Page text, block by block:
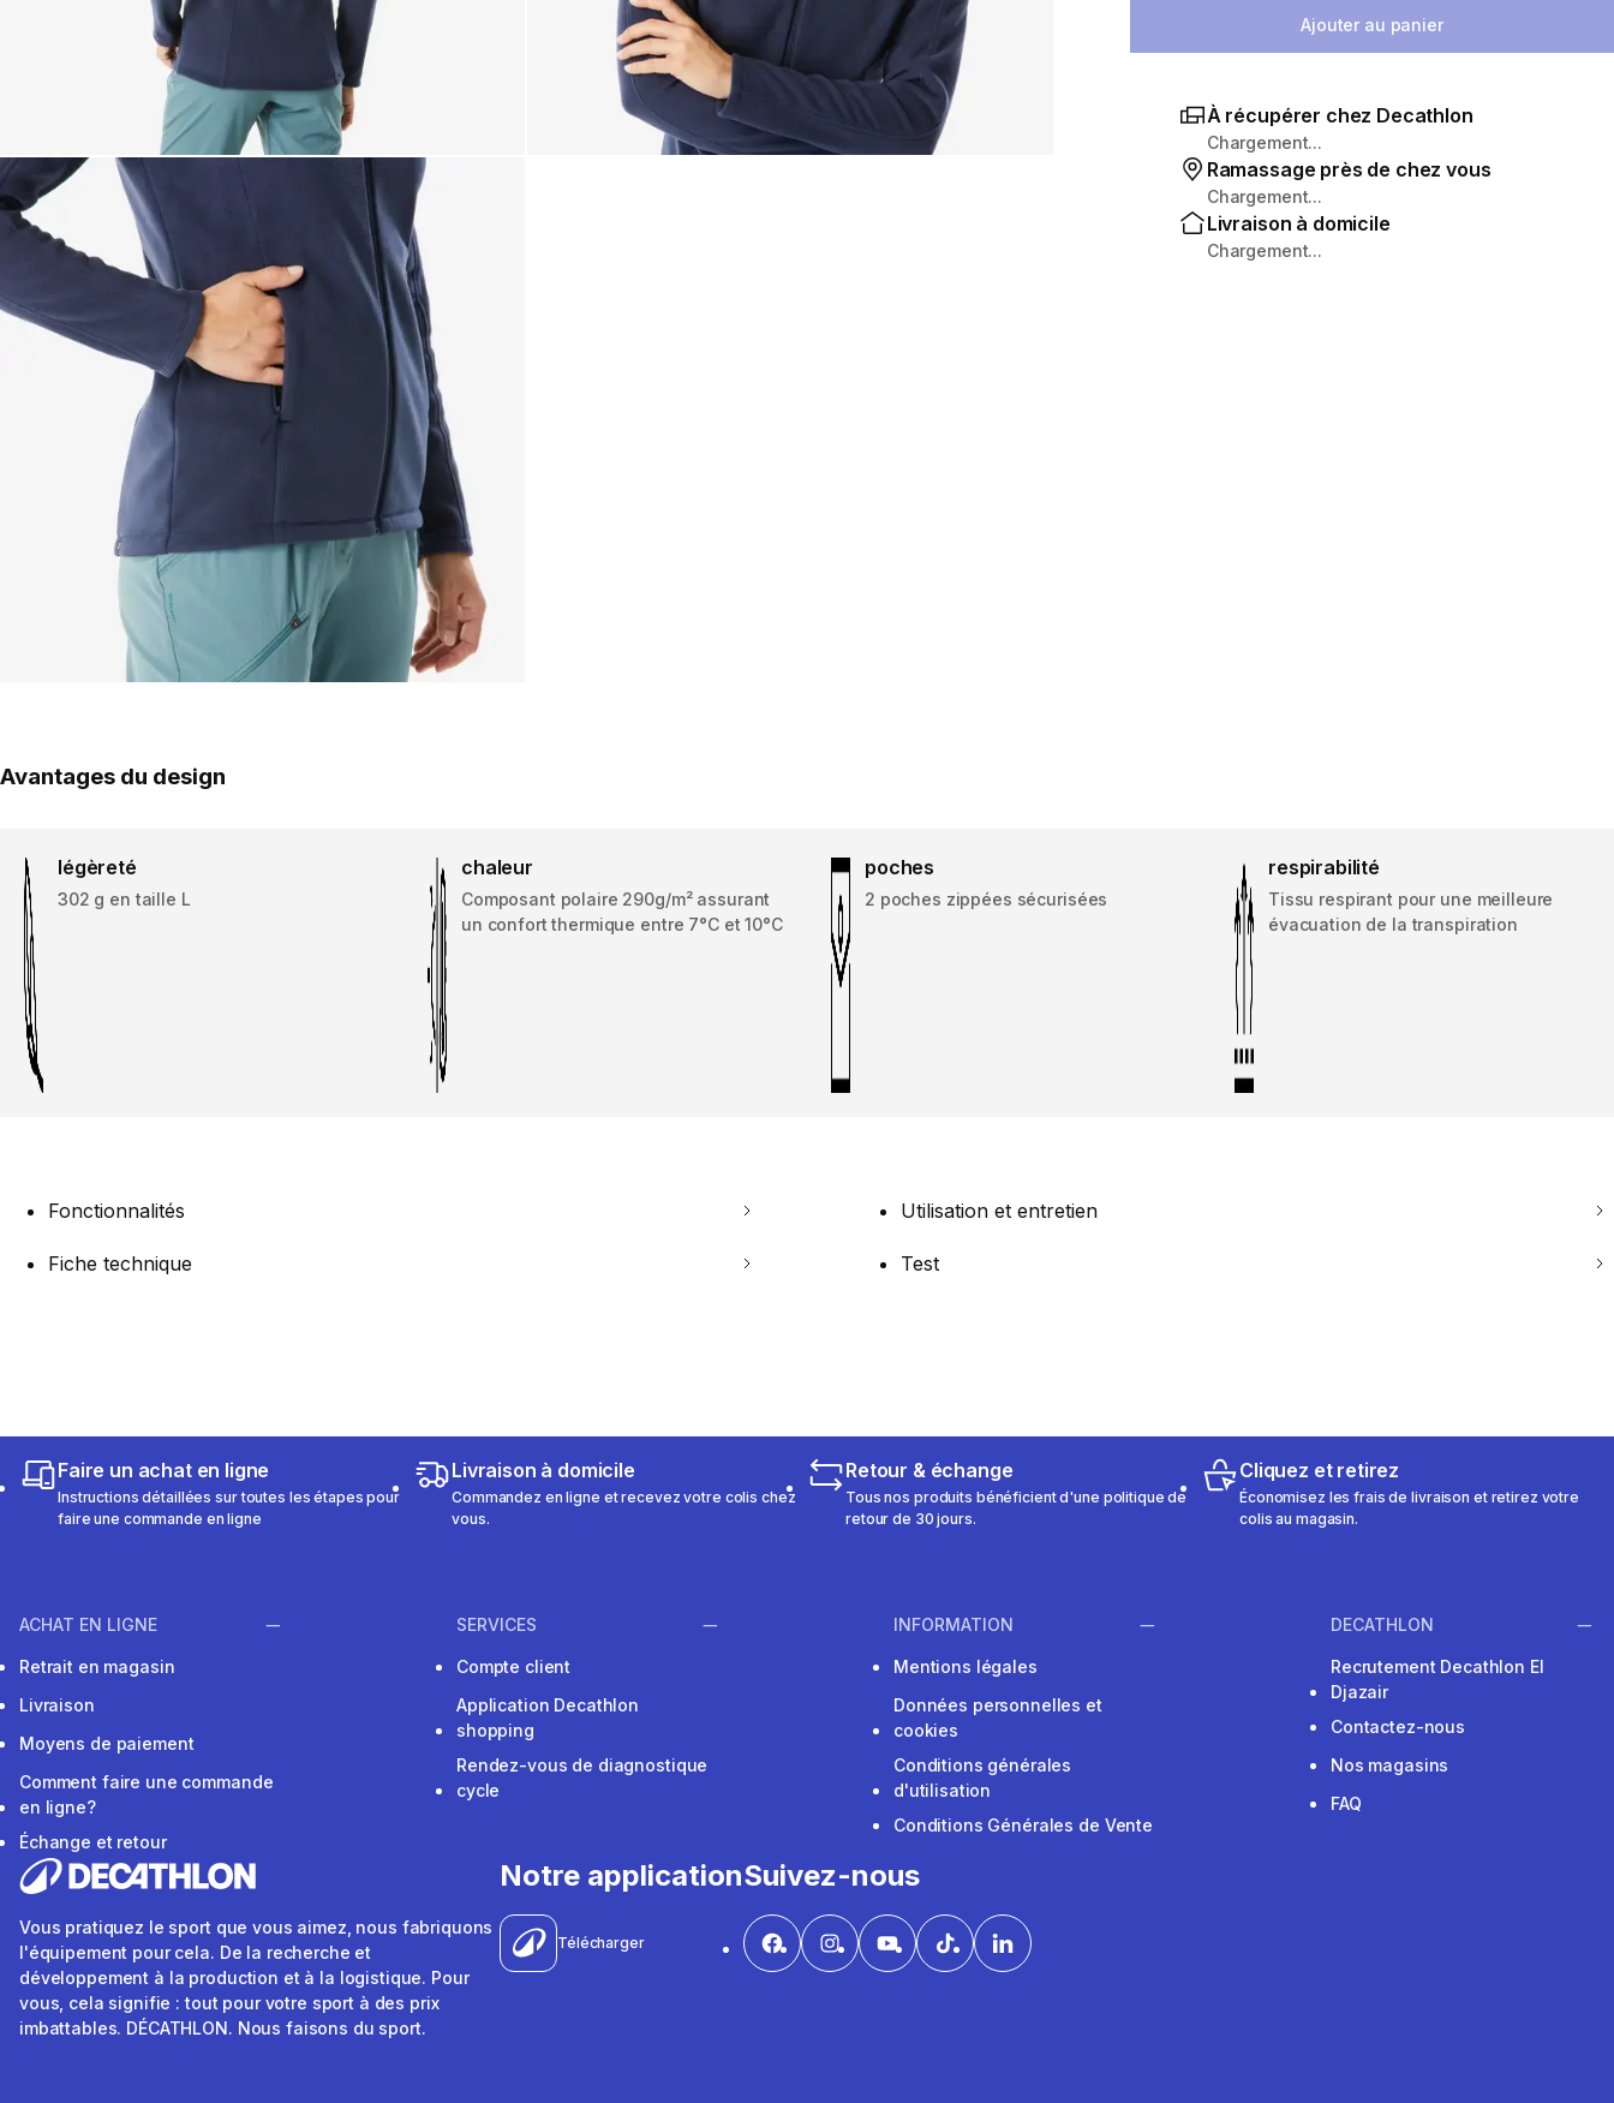
Ajouter au panier
À récupérer chez Decathlon
Chargement...
Ramassage près de chez vous
Chargement...
Livraison à domicile
Chargement...
Avantages du design
légèreté
302 g en taille L
chaleur
Composant polaire 290g/m² assurant
un confort thermique entre 7°C et 10°C
poches
2 poches zippées sécurisées
respirabilité
Tissu respirant pour une meilleure
évacuation de la transpiration
Fonctionnalités Utilisation et entretien
Fiche technique Test
Faire un achat en ligne
Instructions détaillées sur toutes les étapes pour
faire une commande en ligne
Livraison à domicile
Commandez en ligne et recevez votre colis chez
vous.
Retour & échange
Tous nos produits bénéficient d'une politique de
retour de 30 jours.
Cliquez et retirez
Économisez les frais de livraison et retirez votre
colis au magasin.
ACHAT EN LIGNE
Retrait en magasin
Livraison
Moyens de paiement
Comment faire une commande
en ligne?
Échange et retour
SERVICES
Compte client
Application Decathlon
shopping
Rendez-vous de diagnostique
cycle
INFORMATION
Mentions légales
Données personnelles et
cookies
Conditions générales
d'utilisation
Conditions Générales de Vente
DECATHLON
Recrutement Decathlon El
Djazair
Contactez-nous
Nos magasins
FAQ
Vous pratiquez le sport que vous aimez, nous fabriquons
l'équipement pour cela. De la recherche et
développement à la production et à la logistique. Pour
vous, cela signifie : tout pour votre sport à des prix
imbattables. DÉCATHLON. Nous faisons du sport.
Notre application
Télécharger
Suivez-nous